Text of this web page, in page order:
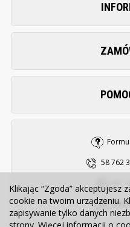
58 762
pn.
Klikając “Zgoda” akceptujesz
cookie na twoim urządzeniu.
zapisywanie tylko danych